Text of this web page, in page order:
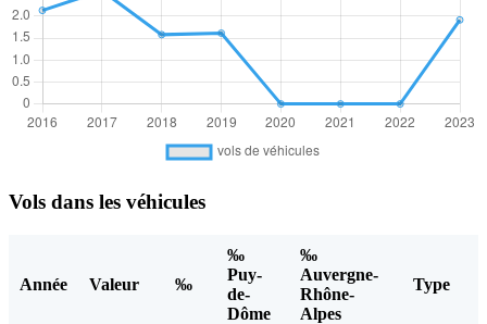
Vols dans les véhicules
Année Valeur ‰
‰
Puy-
de-
Dôme
‰
Auvergne-
Rhône-
Alpes
Type